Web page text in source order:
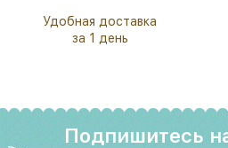
Удобная доставка
за 1 день
Подпишитесь